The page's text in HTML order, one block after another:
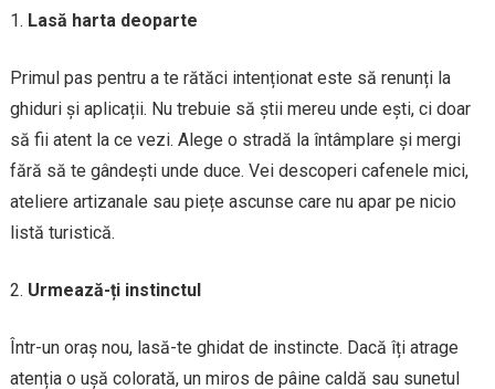
Lasă harta deoparte
Primul pas pentru a te rătăci intenționat este să renunți la
ghiduri și aplicații. Nu trebuie să știi mereu unde ești, ci doar
să fii atent la ce vezi. Alege o stradă la întâmplare și mergi
fără să te gândești unde duce. Vei descoperi cafenele mici,
ateliere artizanale sau piețe ascunse care nu apar pe nicio
listă turistică.
Urmează-ți instinctul
Într-un oraș nou, lasă-te ghidat de instincte. Dacă îți atrage
atenția o ușă colorată, un miros de pâine caldă sau sunetul